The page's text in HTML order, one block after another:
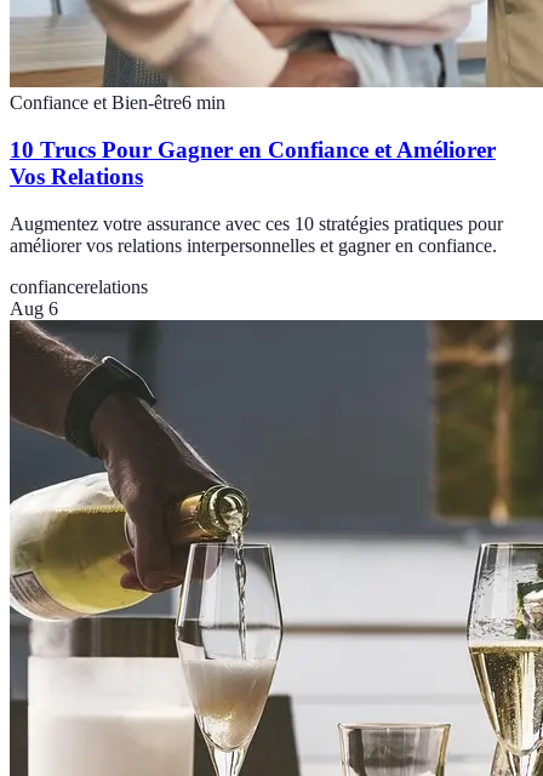
Confiance et Bien-être6 min
10 Trucs Pour Gagner en Confiance et Améliorer
Vos Relations
Augmentez votre assurance avec ces 10 stratégies pratiques pour
améliorer vos relations interpersonnelles et gagner en confiance.
confiancerelations
Aug 6